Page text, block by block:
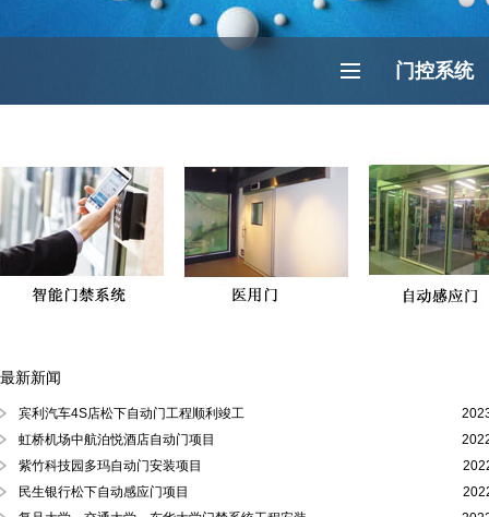
门控系统
最新新闻
宾利汽车4S店松下自动门工程顺利竣工
虹桥机场中航泊悦酒店自动门项目
紫竹科技园多玛自动门安装项目
民生银行松下自动感应门项目